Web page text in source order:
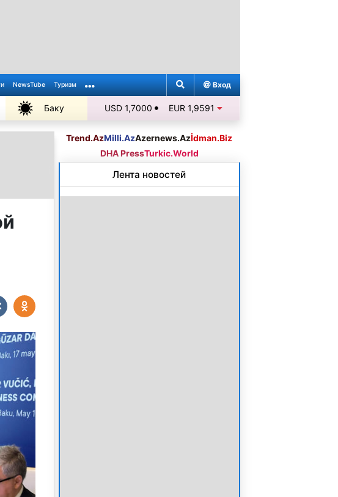
NewsTube Туризм Вход
Баку
+31℃
USD 1,7000 EUR 1,9591
Trend.AzMilli.AzAzernews.Azİdman.Biz
DHA PressTurkic.World
Лента новостей